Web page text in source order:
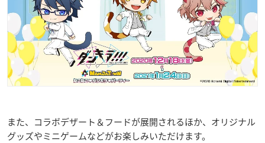
また、コラボデザート＆フードが展開されるほか、オリジナル
グッズやミニゲームなどがお楽しみいただけます。